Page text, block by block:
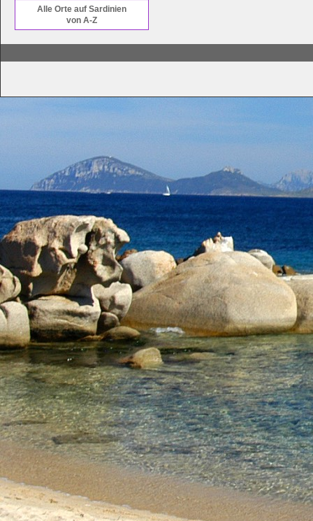
Alle Orte auf Sardinien
von A-Z